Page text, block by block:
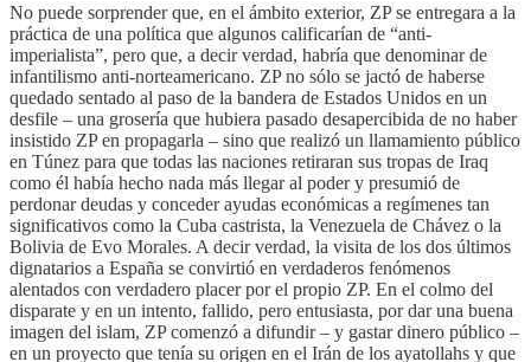
No puede sorprender que, en el ámbito exterior, ZP se entregara a la
práctica de una política que algunos calificarían de “anti-
imperialista”, pero que, a decir verdad, habría que denominar de
infantilismo anti-norteamericano. ZP no sólo se jactó de haberse
quedado sentado al paso de la bandera de Estados Unidos en un
desfile – una grosería que hubiera pasado desapercibida de no haber
insistido ZP en propagarla – sino que realizó un llamamiento público
en Túnez para que todas las naciones retiraran sus tropas de Iraq
como él había hecho nada más llegar al poder y presumió de
perdonar deudas y conceder ayudas económicas a regímenes tan
significativos como la Cuba castrista, la Venezuela de Chávez o la
Bolivia de Evo Morales. A decir verdad, la visita de los dos últimos
dignatarios a España se convirtió en verdaderos fenómenos
alentados con verdadero placer por el propio ZP. En el colmo del
disparate y en un intento, fallido, pero entusiasta, por dar una buena
imagen del islam, ZP comenzó a difundir – y gastar dinero público –
en un proyecto que tenía su origen en el Irán de los ayatollahs y que